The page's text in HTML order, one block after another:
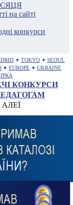
на сайті
конкурси
✦ TOKYO ✦ SEOUL
✦ EUROPE ✦ UKRAINE
КОНКУРСИ